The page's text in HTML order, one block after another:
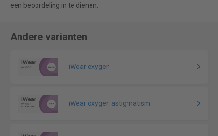
een beoordeling in te dienen.
Andere varianten
iWear oxygen
iWear oxygen astigmatism